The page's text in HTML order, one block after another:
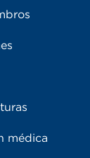
médica